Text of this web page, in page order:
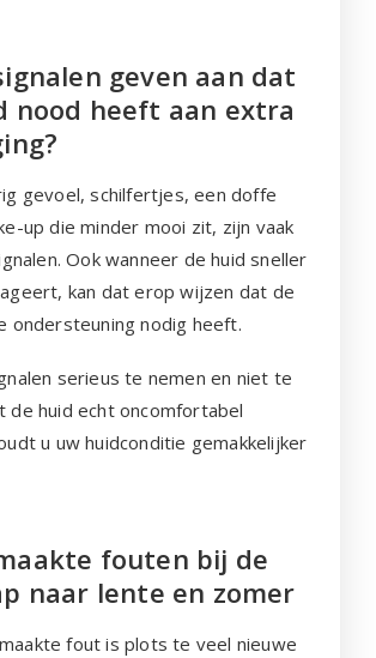
geven aan dat
nood heeft aan extra
gevoel, schilfertjes, een doffe
up die minder mooi zit, zijn vaak
Ook wanneer de huid sneller
kan dat erop wijzen dat de
ondersteuning nodig heeft.
serieus te nemen en niet te
de huid echt oncomfortabel
u uw huidconditie gemakkelijker
fouten bij de
naar lente en zomer
fout is plots te veel nieuwe